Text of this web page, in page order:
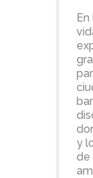
y
de